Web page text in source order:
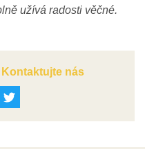
užívá radosti věčné.
nás